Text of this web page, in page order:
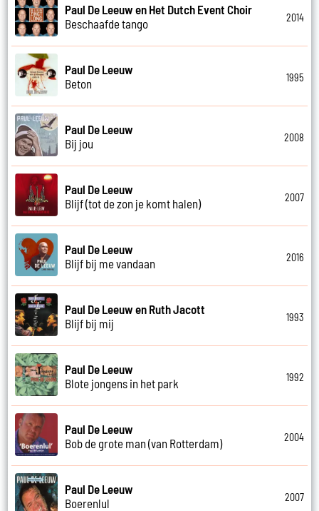
Paul De Leeuw en Het Dutch Event Choir
Beschaafde tango
2014
Paul De Leeuw
Beton
1995
Paul De Leeuw
Bij jou
2008
Paul De Leeuw
Blijf (tot de zon je komt halen)
2007
Paul De Leeuw
Blijf bij me vandaan
2016
Paul De Leeuw en Ruth Jacott
Blijf bij mij
1993
Paul De Leeuw
Blote jongens in het park
1992
Paul De Leeuw
Bob de grote man (van Rotterdam)
2004
Paul De Leeuw
Boerenlul
2007